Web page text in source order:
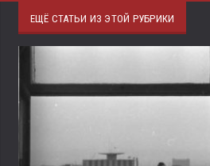
ЕЩЁ СТАТЬИ ИЗ ЭТОЙ РУБРИКИ